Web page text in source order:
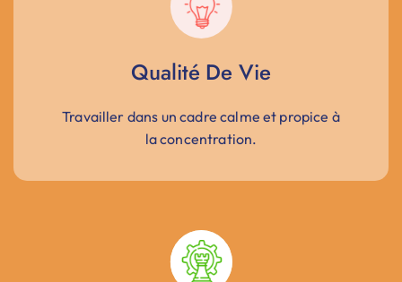
Qualité De Vie
Travailler dans un cadre calme et propice à
la concentration.